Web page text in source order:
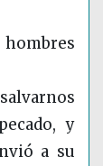
y
a su